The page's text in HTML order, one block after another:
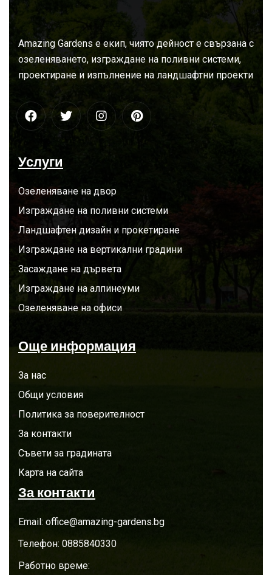
Занас
Amazing Gardens е екип, чиято дейност е свързана с
озеленяването, изграждане на поливни системи,
проектиране и изпълнение на ландшафтни проекти
Услуги
Озеленяване на двор
Изграждане на поливни системи
Ландшафтен дизайн и прокетиране
Изграждане на вертикални градини
Засаждане на дървета
Изграждане на алпинеуми
Озеленяване на офиси
Още информация
За нас
Общи условия
Политика за поверителност
За контакти
Съвети за градината
Карта на сайта
За контакти
Email: office@amazing-gardens.bg
Телефон: 0885840330
Работно време: